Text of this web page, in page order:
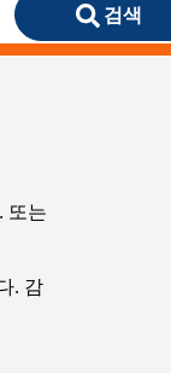
검색
또는
. 감